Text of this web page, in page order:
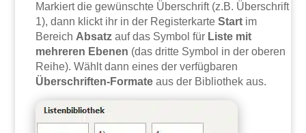
Markiert die gewünschte Überschrift (z.B. Überschrift
1), dann klickt ihr in der RegisterkarteStart im
Bereich Absatz auf das Symbol für Liste mit
mehreren Ebenen (das dritte Symbol in der oberen
Reihe). Wählt dann eines der verfügbaren
Überschriften-Formate aus der Bibliothek aus.